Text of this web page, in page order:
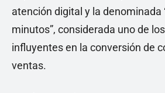
atención digital y la denominada
minutos”, considerada uno de
influyentes en la conversión de
ventas.